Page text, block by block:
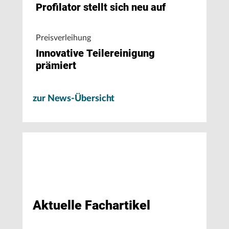
Profilator stellt sich neu auf
Preisverleihung
Innovative Teilereinigung
prämiert
zur News-Übersicht
Aktuelle Fachartikel